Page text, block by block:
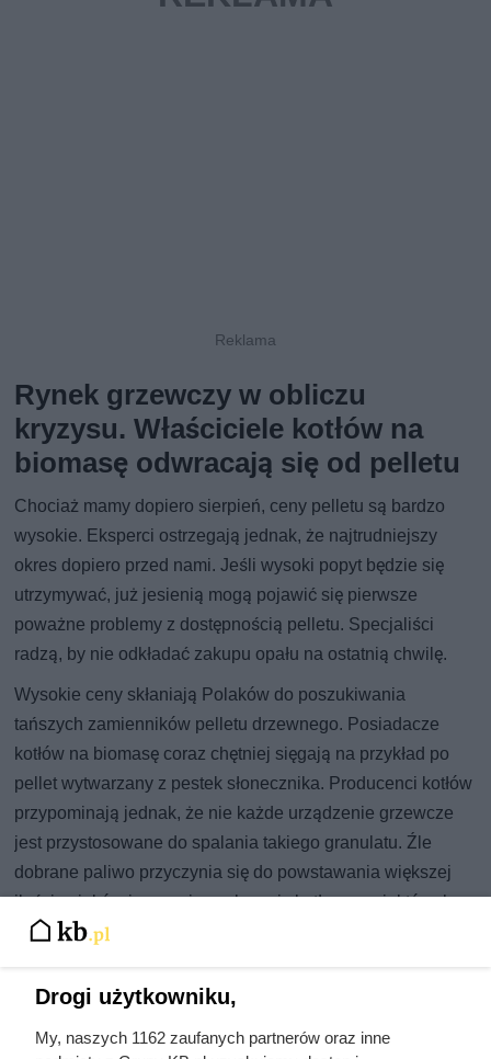
Rynek grzewczy w obliczu
kryzysu. Właściciele kotłów na
biomasę odwracają się od pelletu
Chociaż mamy dopiero sierpień, ceny pelletu są bardzo
wysokie. Eksperci ostrzegają jednak, że najtrudniejszy
okres dopiero przed nami. Jeśli wysoki popyt będzie się
utrzymywać, już jesienią mogą pojawić się pierwsze
poważne problemy z dostępnością pelletu. Specjaliści
radzą, by nie odkładać zakupu opału na ostatnią chwilę.
Wysokie ceny skłaniają Polaków do poszukiwania
tańszych zamienników pelletu drzewnego. Posiadacze
kotłów na biomasę coraz chętniej sięgają na przykład po
pellet wytwarzany z pestek słonecznika. Producenci kotłów
przypominają jednak, że nie każde urządzenie grzewcze
jest przystosowane do spalania takiego granulatu. Źle
dobrane paliwo przyczynia się do powstawania większej
ilości spieków i przyspiesza korozję kotła, a w niektórych
przypadkach może przesądzić o utracie gwarancji
Drogi użytkowniku,
My, naszych 1162 zaufanych partnerów oraz inne